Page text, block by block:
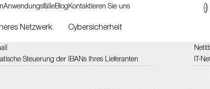
Steuert und sammelt Informationen über das Telefon
Instant Payment verkürzt die
Netzwerk
Steuerung der IBANs Ihres Lieferanten
IT-
Cybersicherheit
AnwendungsfälleBlog Kontaktieren Sie uns